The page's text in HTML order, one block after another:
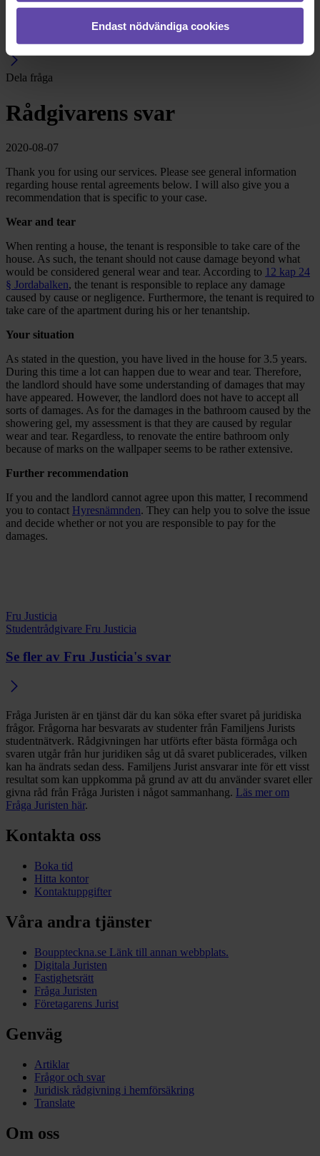
Endast nödvändiga cookies
På kontor, telefon eller onlinemöte
Dela fråga
Rådgivarens svar
2020-08-07
Thank you for using our services. Please see general information
regarding house rental agreements below. I will also give you a
recommendation that is specific to your case.
Wear and tear
When renting a house, the tenant is responsible to take care of the
house. As such, the tenant should not cause damage beyond what
would be considered general wear and tear. According to 12 kap 24
§ Jordabalken, the tenant is responsible to replace any damage
caused by cause or negligence. Furthermore, the tenant is required to
take care of the apartment during his or her tenantship.
Your situation
As stated in the question, you have lived in the house for 3.5 years.
During this time a lot can happen due to wear and tear. Therefore,
the landlord should have some understanding of damages that may
have appeared. However, the landlord does not have to accept all
sorts of damages. As for the damages in the bathroom caused by the
showering gel, my assessment is that they are caused by regular
wear and tear. Regardless, to renovate the entire bathroom only
because of marks on the wallpaper seems to be rather extensive.
Further recommendation
If you and the landlord cannot agree upon this matter, I recommend
you to contact Hyresnämnden. They can help you to solve the issue
and decide whether or not you are responsible to pay for the
damages.
Fru Justicia
Studentrådgivare Fru Justicia
Se fler av Fru Justicia's svar
Fråga Juristen är en tjänst där du kan söka efter svaret på juridiska
frågor. Frågorna har besvarats av studenter från Familjens Jurists
studentnätverk. Rådgivningen har utförts efter bästa förmåga och
svaren utgår från hur juridiken såg ut då svaret publicerades, vilken
kan ha ändrats sedan dess. Familjens Jurist ansvarar inte för ett visst
resultat som kan uppkomma på grund av att du använder svaret eller
givna råd från Fråga Juristen i något sammanhang. Läs mer om
Fråga Juristen här.
Kontakta oss
Boka tid
Hitta kontor
Kontaktuppgifter
Våra andra tjänster
Bouppteckna.se Länk till annan webbplats.
Digitala Juristen
Fastighetsrätt
Fråga Juristen
Företagarens Jurist
Genväg
Artiklar
Frågor och svar
Juridisk rådgivning i hemförsäkring
Translate
Om oss